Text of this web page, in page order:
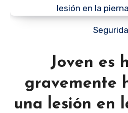
Joven es
gravemente
una lesión en